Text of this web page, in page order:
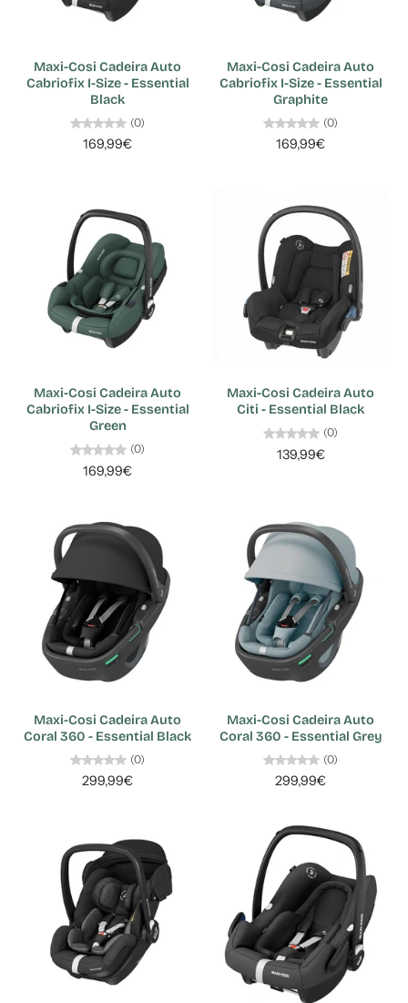
Maxi-Cosi Cadeira Auto
Cabriofix I-Size - Essential
Black
(0)
169,99€
Maxi-Cosi Cadeira Auto
Cabriofix I-Size - Essential
Graphite
(0)
169,99€
Maxi-Cosi Cadeira Auto
Cabriofix I-Size - Essential
Green
(0)
169,99€
Maxi-Cosi Cadeira Auto
Citi - Essential Black
(0)
139,99€
Maxi-Cosi Cadeira Auto
Coral 360 - Essential Black
(0)
299,99€
Maxi-Cosi Cadeira Auto
Coral 360 - Essential Grey
(0)
299,99€